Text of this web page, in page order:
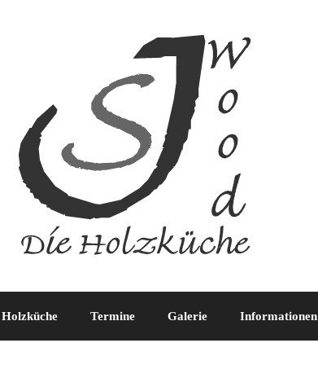
Termine Galerie Informationen